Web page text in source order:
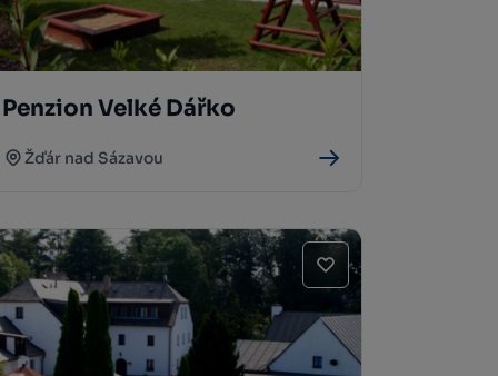
Penzion Velké Dářko
Žďár nad Sázavou